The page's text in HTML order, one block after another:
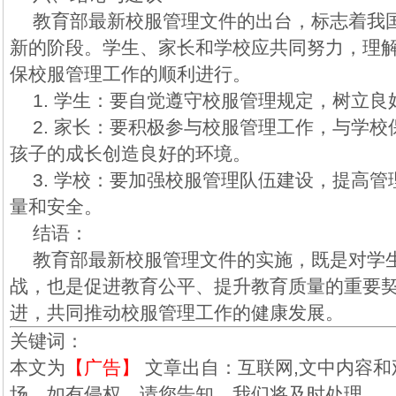
教育部最新校服管理文件的出台，标志着我
新的阶段。学生、家长和学校应共同努力，理
保校服管理工作的顺利进行。
1. 学生：要自觉遵守校服管理规定，树立良
2. 家长：要积极参与校服管理工作，与学校
孩子的成长创造良好的环境。
3. 学校：要加强校服管理队伍建设，提高管
量和安全。
结语：
教育部最新校服管理文件的实施，既是对学
战，也是促进教育公平、提升教育质量的重要
进，共同推动校服管理工作的健康发展。
关键词：
本文为 【广告】
文章出自：互联网,文中内容